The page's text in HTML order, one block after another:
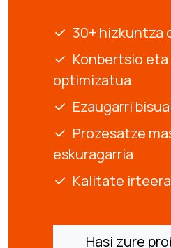
30+ hizkuntza
Konbertsio eta
optimizatua
Ezaugarri
Prozesatze
eskuragarria
Kalitate
Hasi zure